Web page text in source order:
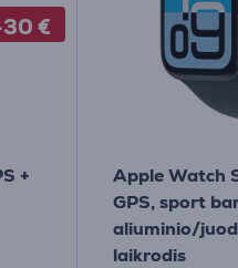
€
+
Apple Watch
GPS, sport
aliuminio/
laikrodis